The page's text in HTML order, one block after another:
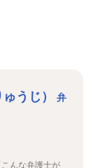
うじ）
弁
んな弁護士が